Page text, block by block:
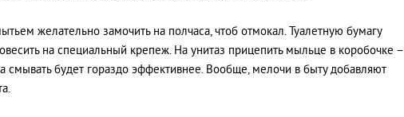
желательно замочить на полчаса, чтоб отмокал. Туалетную бумагу
на специальный крепеж. На унитаз прицепить мыльце в коробочке –
смывать будет гораздо эффективнее. Вообще, мелочи в быту добавляют